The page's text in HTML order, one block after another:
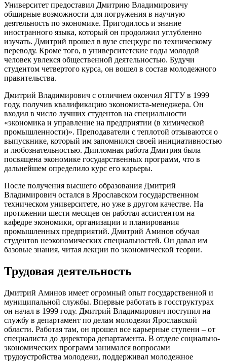
Университет предоставил Дмитрию Владимировичу
обширные возможности для погружения в научную
деятельность по экономике. Пригодилось и знание
иностранного языка, который он продолжил углубленно
изучать. Дмитрий прошел в вузе спецкурс по техническому
переводу. Кроме того, в университетские годы молодой
человек увлекся общественной деятельностью. Будучи
студентом четвертого курса, он вошел в состав молодежного
правительства.
Дмитрий Владимирович с отличием окончил ЯГТУ в 1999
году, получив квалификацию экономиста-менеджера. Он
входил в число лучших студентов на специальности
«экономика и управление на предприятии (в химической
промышленности)». Преподаватели с теплотой отзываются о
выпускнике, который им запомнился своей инициативностью
и любознательностью. Дипломная работа Дмитрия была
посвящена экономике государственных программ, что в
дальнейшем определило курс его карьеры.
После получения высшего образования Дмитрий
Владимирович остался в Ярославском государственном
техническом университете, но уже в другом качестве. На
протяжении шести месяцев он работал ассистентом на
кафедре экономики, организации и планирования
промышленных предприятий. Дмитрий Аминов обучал
студентов неэкономических специальностей. Он давал им
базовые знания, читая лекции по экономической теории.
Трудовая деятельность
Дмитрий Аминов имеет огромный опыт государственной и
муниципальной службы. Впервые работать в госструктурах
он начал в 1999 году. Дмитрий Владимирович поступил на
службу в департамент по делам молодежи Ярославской
области. Работая там, он прошел все карьерные ступени – от
специалиста до директора департамента. В отделе социально-
экономических программ занимался вопросами
трудоустройства молодежи, поддерживал молодежное